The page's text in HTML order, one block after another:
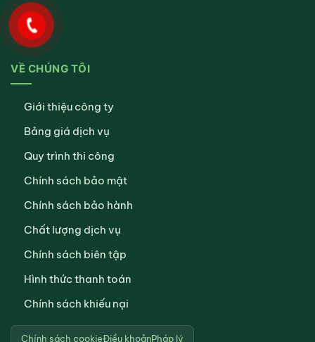
VỀ CHÚNG TÔI
Giới thiệu công ty
Bảng giá dịch vụ
Quy trình thi công
Chính sách bảo mật
Chính sách bảo hành
Chất lượng dịch vụ
Chính sách biên tập
Hình thức thanh toán
Chính sách khiếu nại
Chính sách cookieĐiều khoảnPháp lý